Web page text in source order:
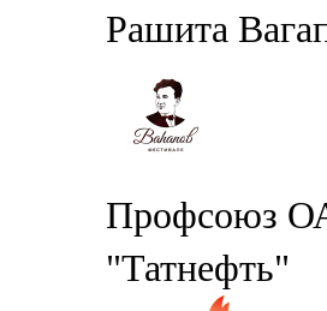
Рашита
Профсоюз
"Татнефть"